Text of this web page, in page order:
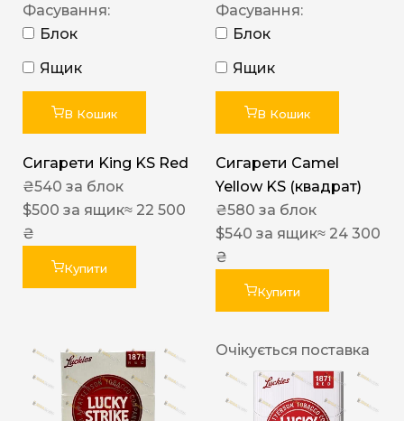
Фасування:
Блок
Ящик
В Кошик
Сигарети King KS Red
₴540 за блок
$500 за ящик≈ 22 500
₴
Купити
Фасування:
Блок
Ящик
В Кошик
Сигарети Camel
Yellow KS (квадрат)
₴580 за блок
$540 за ящик≈ 24 300
₴
Купити
Очікується поставка